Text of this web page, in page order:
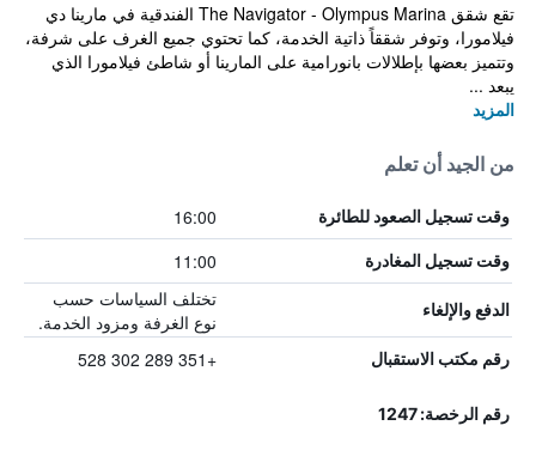
تقع شقق The Navigator - Olympus Marina الفندقية في مارينا دي
فيلامورا، وتوفر شققاً ذاتية الخدمة، كما تحتوي جميع الغرف على شرفة،
وتتميز بعضها بإطلالات بانورامية على المارينا أو شاطئ فيلامورا الذي
يبعد ...
المزيد
من الجيد أن تعلم
وقت تسجيل الصعود للطائرة 16:00
وقت تسجيل المغادرة 11:00
الدفع والإلغاء
تختلف السياسات حسب
نوع الغرفة ومزود الخدمة.
رقم مكتب الاستقبال +351 289 302 528
رقم الرخصة: 1247